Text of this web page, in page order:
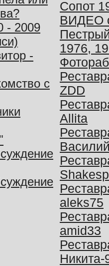
- 2009
-
с
Сопот
ВИДЕО
1976,
ZDD
Allita
aleks75
amid33
Никита-